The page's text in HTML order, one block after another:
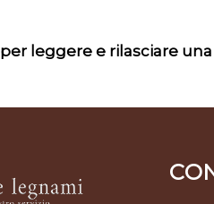
per leggere e rilasciare